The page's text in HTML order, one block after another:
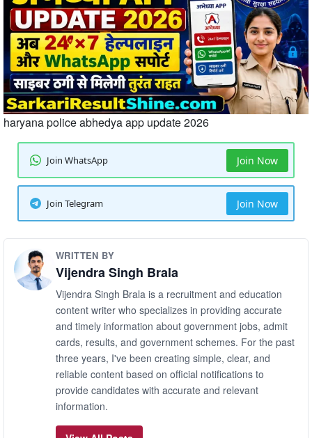
haryana police abhedya app update 2026
Join WhatsApp Join Now
Join Telegram Join Now
WRITTEN BY
Vijendra Singh Brala
Vijendra Singh Brala is a recruitment and education
content writer who specializes in providing accurate
and timely information about government jobs, admit
cards, results, and government schemes. For the past
three years, I've been creating simple, clear, and
reliable content based on official notifications to
provide candidates with accurate and relevant
information.